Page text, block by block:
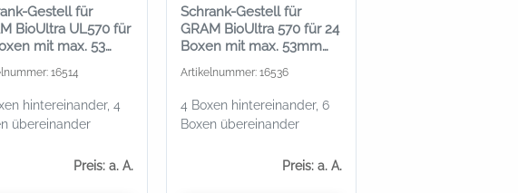
Gestell für
BioUltra UL570 für
mit max. 53
16514
hintereinander, 4
übereinander
Preis: a. A.
Schrank-Gestell für
GRAM BioUltra 570 für 24
Boxen mit max. 53mm
Höhe
Artikelnummer: 16536
4 Boxen hintereinander, 6
Boxen übereinander
Preis: a. A.